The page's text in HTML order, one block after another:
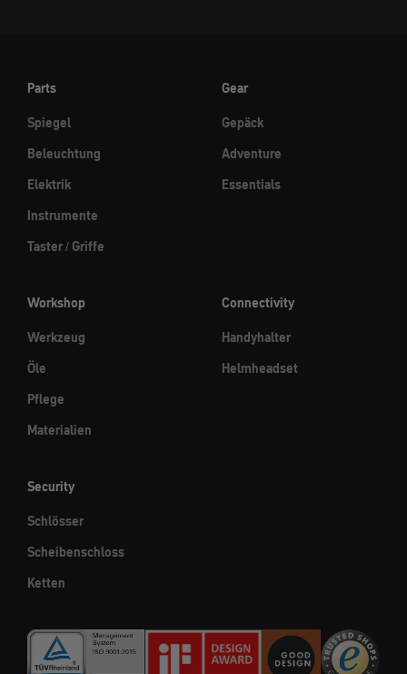
Parts
Spiegel
Beleuchtung
Elektrik
Instrumente
Taster / Griffe
Gear
Gepäck
Adventure
Essentials
Workshop
Werkzeug
Öle
Pflege
Materialien
Connectivity
Handyhalter
Helmheadset
Security
Schlösser
Scheibenschloss
Ketten